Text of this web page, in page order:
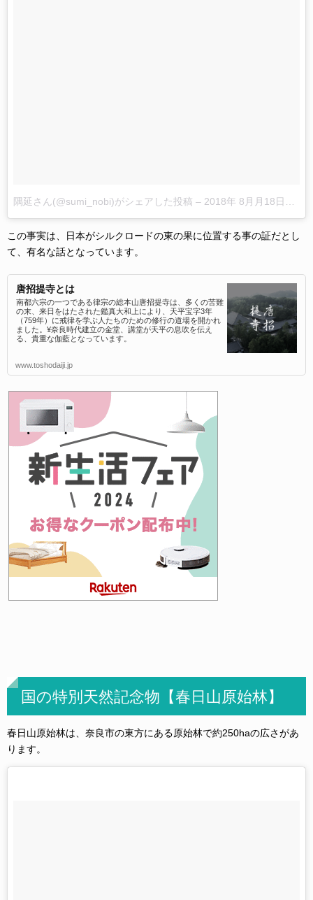
隅延さん(@sumi_nobi)がシェアした投稿 – 2018年 8月月18日午前2時10分PDT
この事実は、日本がシルクロードの東の果に位置する事の証だとし
て、有名な話となっています。
唐招提寺とは
南都六宗の一つである律宗の総本山唐招提寺は、多くの苦難
の末、来日をはたされた鑑真大和上により、天平宝字3年
（759年）に戒律を学ぶ人たちのための修行の道場を開かれ
ました。¥奈良時代建立の金堂、講堂が天平の息吹を伝え
る、貴重な伽藍となっています。
www.toshodaiji.jp
国の特別天然記念物【春日山原始林】
春日山原始林は、奈良市の東方にある原始林で約250haの広さがあ
ります。